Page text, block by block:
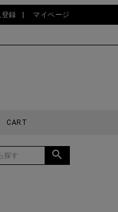
登録 マイページ
CART